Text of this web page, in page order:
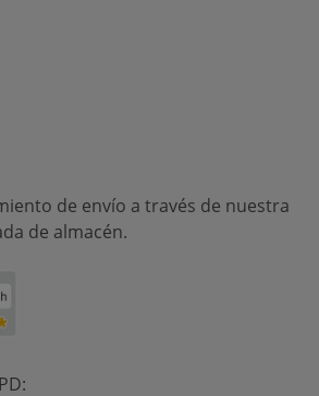
de envío a través de nuestra
de almacén.